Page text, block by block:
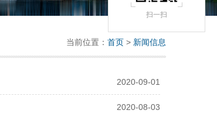
当前位置： 首页 > 新闻信息
2020-09-01
2020-08-03
扫一扫